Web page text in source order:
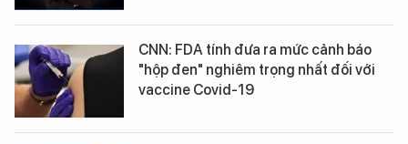
CNN: FDA tính đưa ra mức cảnh báo
"hộp đen" nghiêm trọng nhất đối với
vaccine Covid-19